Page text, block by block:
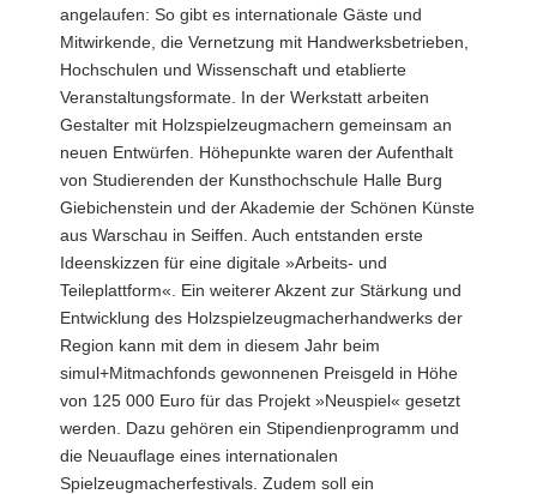
angelaufen: So gibt es internationale Gäste und
Mitwirkende, die Vernetzung mit Handwerksbetrieben,
Hochschulen und Wissenschaft und etablierte
Veranstaltungsformate. In der Werkstatt arbeiten
Gestalter mit Holzspielzeugmachern gemeinsam an
neuen Entwürfen. Höhepunkte waren der Aufenthalt
von Studierenden der Kunsthochschule Halle Burg
Giebichenstein und der Akademie der Schönen Künste
aus Warschau in Seiffen. Auch entstanden erste
Ideenskizzen für eine digitale »Arbeits- und
Teileplattform«. Ein weiterer Akzent zur Stärkung und
Entwicklung des Holzspielzeugmacherhandwerks der
Region kann mit dem in diesem Jahr beim
simul+Mitmachfonds gewonnenen Preisgeld in Höhe
von 125 000 Euro für das Projekt »Neuspiel« gesetzt
werden. Dazu gehören ein Stipendienprogramm und
die Neuauflage eines internationalen
Spielzeugmacherfestivals. Zudem soll ein